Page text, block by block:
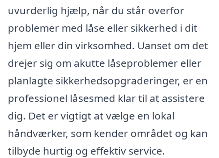
uvurderlig hjælp, når du står overfor
problemer med låse eller sikkerhed i dit
hjem eller din virksomhed. Uanset om det
drejer sig om akutte låseproblemer eller
planlagte sikkerhedsopgraderinger, er en
professionel låsesmed klar til at assistere
dig. Det er vigtigt at vælge en lokal
håndværker, som kender området og kan
tilbyde hurtig og effektiv service.